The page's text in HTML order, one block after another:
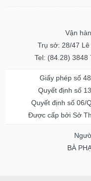
Vận
Trụ sở: 28/47
Tel: (84.28)
Giấy phép số
Quyết định số
Quyết định số 06/
Được cấp bởi Sở
BÀ